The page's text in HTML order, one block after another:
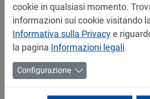
Vernici per automobile
cookie in qualsiasi momento.
informazioni sui cookie visitando
Informativa sulla Privacye
la pagina Informazioni legali.
Configurazione